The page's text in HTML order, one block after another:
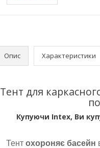
Опис Характеристики
Тент для
Купуючи Intex, Ви
Тент охороняє басейн